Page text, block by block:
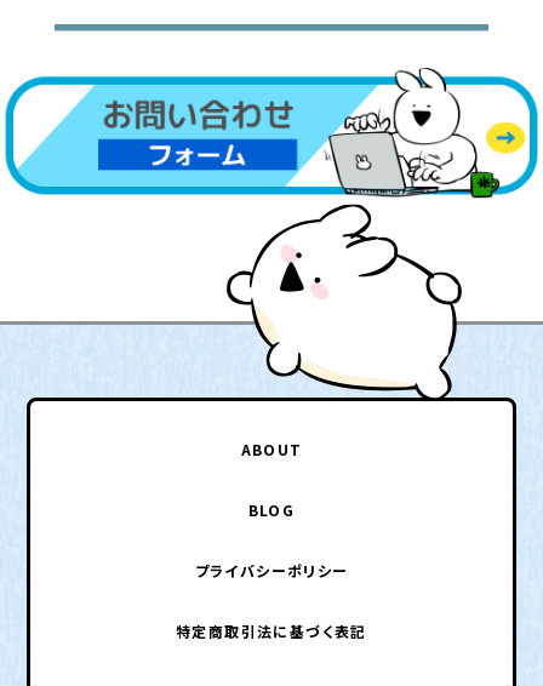
ABOUT
BLOG
プライバシーポリシー
特定商取引法に基づく表記